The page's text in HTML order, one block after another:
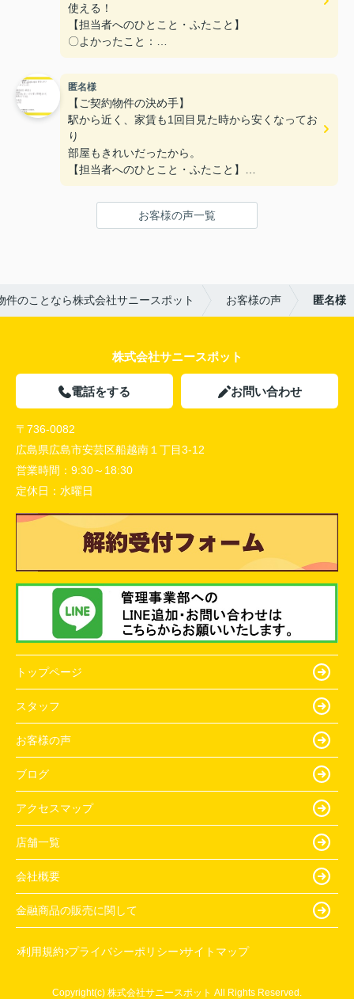
使える！
【担当者へのひとこと・ふたこと】
〇よかったこと：
対応がとてもやわらかく、不なれな私たちにとって
とても安心できた。
〇悪かったこと：
とくになし！
匿名様
【ご契約物件の決め手】
駅から近く、家賃も1回目見た時から安くなってお
り
部屋もきれいだったから。
【担当者へのひとこと・ふたこと】
〇よかったこと：
何も分からない私達に一から丁寧に説明をしていた
だき、ありがとうございます。
お客様の声一覧
のことなら株式会社サニースポット お客様の声 匿名様
株式会社サニースポット
電話をする お問い合わせ
〒736-0082
広島県広島市安芸区船越南１丁目3-12
営業時間： 9:30～18:30
定休日： 水曜日
トップページ
スタッフ
お客様の声
ブログ
アクセスマップ
店舗一覧
会社概要
金融商品の販売に関して
利用規約 プライバシーポリシー サイトマップ
Copyright(c) 株式会社サニースポット All Rights Reserved.